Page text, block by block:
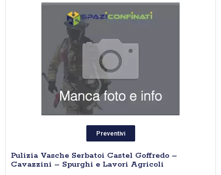
Preventivi
Pulizia Vasche Serbatoi Castel Goffredo –
Cavazzini – Spurghi e Lavori Agricoli